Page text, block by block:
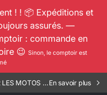
! ! 📦 Expéditions et
assurés. —
: commande en
😉 Sinon, le comptoir est
IMPORTANTES PROMOS SUR LES MOTOS COMPLETES !!! CONSULTEZ NOS ANNONCES ----- MOTO - RIV - 1901En savoir plus